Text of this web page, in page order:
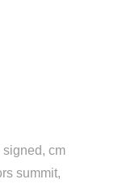
signed cm
summit